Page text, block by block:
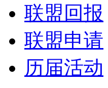
联盟回报
联盟申请
历届活动